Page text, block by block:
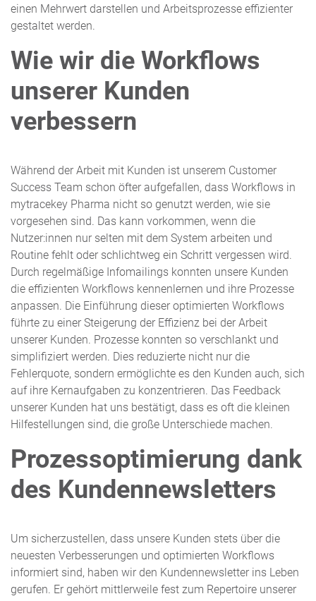
einen Mehrwert darstellen und Arbeitsprozesse effizienter
gestaltet werden.
Wie wir die Workflows
unserer Kunden
verbessern
Während der Arbeit mit Kunden ist unserem Customer
Success Team schon öfter aufgefallen, dass Workflows in
mytracekey Pharma nicht so genutzt werden, wie sie
vorgesehen sind. Das kann vorkommen, wenn die
Nutzer:innen nur selten mit dem System arbeiten und
Routine fehlt oder schlichtweg ein Schritt vergessen wird.
Durch regelmäßige Infomailings konnten unsere Kunden
die effizienten Workflows kennenlernen und ihre Prozesse
anpassen. Die Einführung dieser optimierten Workflows
führte zu einer Steigerung der Effizienz bei der Arbeit
unserer Kunden. Prozesse konnten so verschlankt und
simplifiziert werden. Dies reduzierte nicht nur die
Fehlerquote, sondern ermöglichte es den Kunden auch, sich
auf ihre Kernaufgaben zu konzentrieren. Das Feedback
unserer Kunden hat uns bestätigt, dass es oft die kleinen
Hilfestellungen sind, die große Unterschiede machen.
Prozessoptimierung dank
des Kundennewsletters
Um sicherzustellen, dass unsere Kunden stets über die
neuesten Verbesserungen und optimierten Workflows
informiert sind, haben wir den Kundennewsletter ins Leben
gerufen. Er gehört mittlerweile fest zum Repertoire unserer